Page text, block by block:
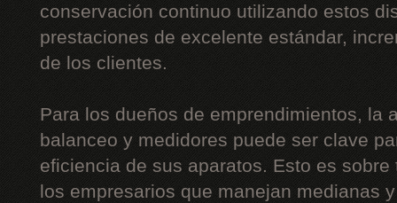
conservación continuo utilizando estos
prestaciones de excelente estándar,
de los clientes.
Para los dueños de emprendimientos, la
balanceo y medidores puede ser clave
eficiencia de sus aparatos. Esto es
los empresarios que manejan medianas